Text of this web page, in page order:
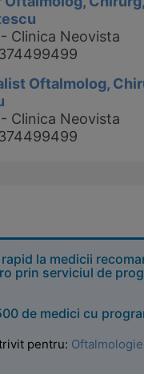
Clinica Neovista
Oftalmolog,
Clinica Neovista
la medicii
prin serviciul de
de medici cu
pentru: Oftalmologie